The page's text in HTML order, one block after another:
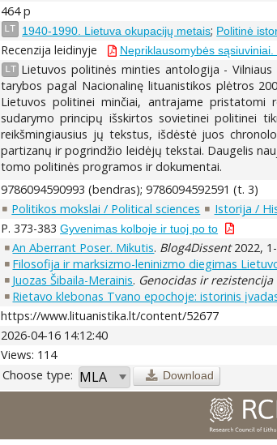
464 p
LT 1940-1990. Lietuva okupacijų metais; Politinė
Recenzija leidinyje Nepriklausomybės
LT Lietuvos politinės minties antologija -
tarybos pagal Nacionalinę lituanistikos plėtros
Lietuvos politinei minčiai, antrajame pristatomi
sudarymo principų išskirtos sovietinei politinei
reikšmingiausius jų tekstus, išdėstė juos
partizanų ir pogrindžio leidėjų tekstai. Daugelis
tomo politinės programos ir dokumentai.
9786094590993 (bendras); 9786094592591 (t. 3)
Politikos mokslai / Political sciences
Istorija /
P. 373-383Gyvenimas kolboje ir tuoj po to
An Aberrant Poser. Mikutis. Blog4Dissent2022,
Filosofija ir marksizmo-leninizmo diegimas
Juozas Šibaila-Merainis. Genocidas ir rezistencija
Rietavo klebonas Tvano epochoje: istorinis
https://www.lituanistika.lt/content/52677
2026-04-16 14:12:40
Views: 114
Choose type: Download